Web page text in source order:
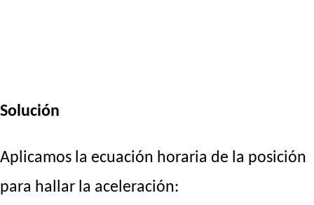
Solución
Aplicamos la ecuación horaria de la posición
para hallar la aceleración: